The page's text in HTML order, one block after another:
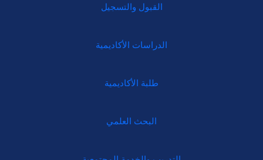
القبول والتسجيل
الدراسات الأكاديمية
طلبة الأكاديمية
البحث العلمي